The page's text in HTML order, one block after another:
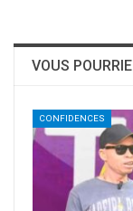
VOUS
CONFIDENCES